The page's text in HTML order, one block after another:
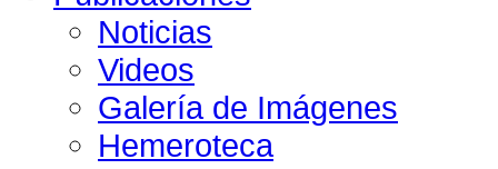
Noticias
Videos
Galería de Imágenes
Hemeroteca